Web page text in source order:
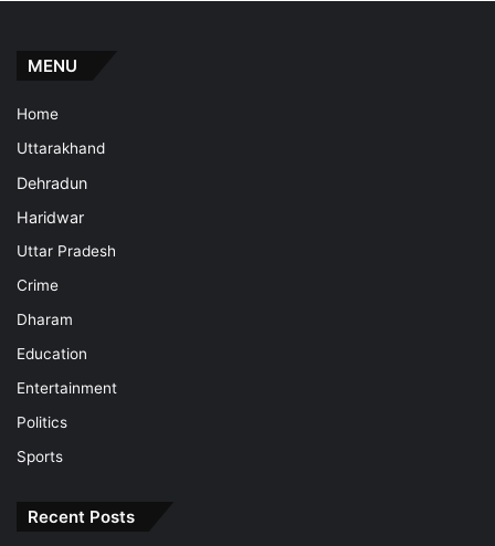
MENU
Home
Uttarakhand
Dehradun
Haridwar
Uttar Pradesh
Crime
Dharam
Education
Entertainment
Politics
Sports
Recent Posts